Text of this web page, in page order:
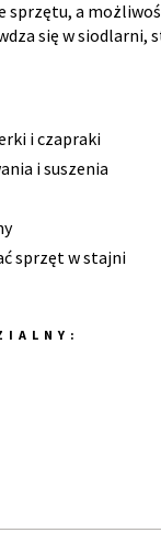
sprzętu, a
się w
i czapraki
i suszenia
sprzęt w stajni